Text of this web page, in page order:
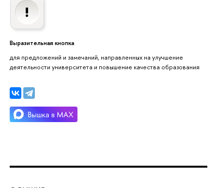
Выразительная кнопка
для предложений и замечаний, направленных на улучшение
деятельности университета и повышение качества образования